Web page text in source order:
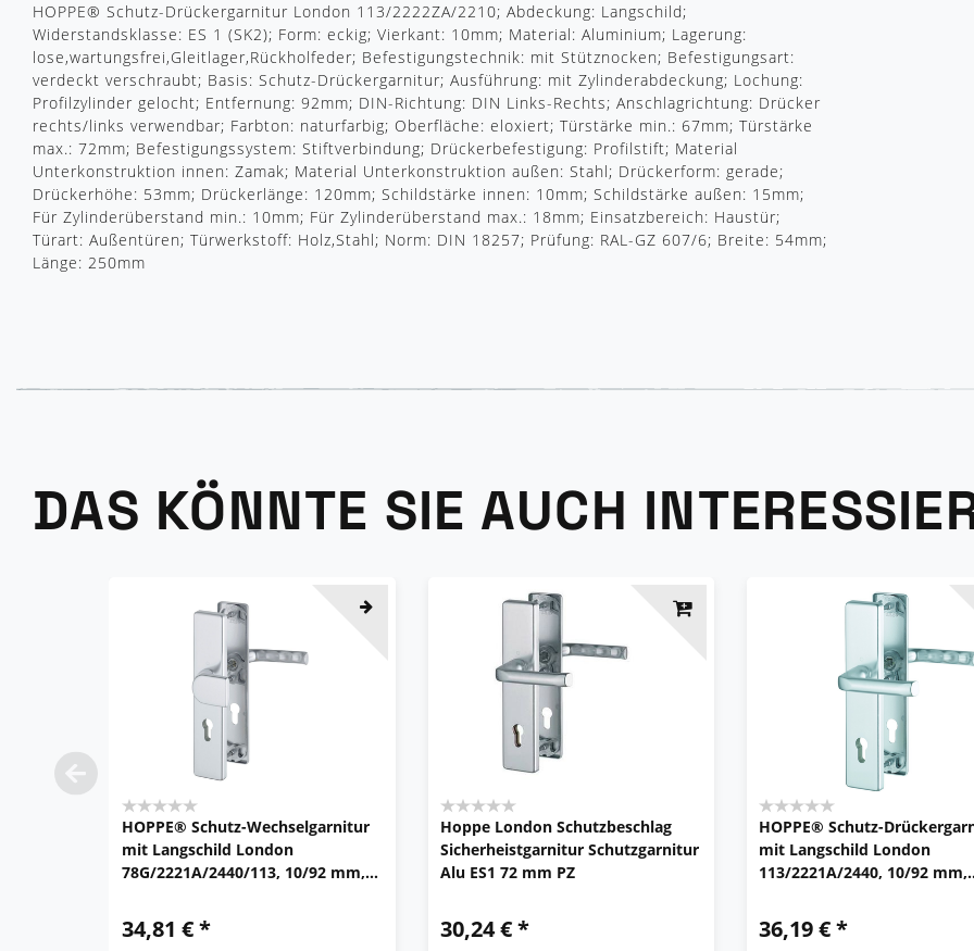
HOPPE® Schutz-Drückergarnitur London 113/2222ZA/2210; Abdeckung: Langschild;
Widerstandsklasse: ES 1 (SK2); Form: eckig; Vierkant: 10mm; Material: Aluminium; Lagerung:
lose,wartungsfrei,Gleitlager,Rückholfeder; Befestigungstechnik: mit Stütznocken; Befestigungsart:
verdeckt verschraubt; Basis: Schutz-Drückergarnitur; Ausführung: mit Zylinderabdeckung; Lochung:
Profilzylinder gelocht; Entfernung: 92mm; DIN-Richtung: DIN Links-Rechts; Anschlagrichtung: Drücker
rechts/links verwendbar; Farbton: naturfarbig; Oberfläche: eloxiert; Türstärke min.: 67mm; Türstärke
max.: 72mm; Befestigungssystem: Stiftverbindung; Drückerbefestigung: Profilstift; Material
Unterkonstruktion innen: Zamak; Material Unterkonstruktion außen: Stahl; Drückerform: gerade;
Drückerhöhe: 53mm; Drückerlänge: 120mm; Schildstärke innen: 10mm; Schildstärke außen: 15mm;
Für Zylinderüberstand min.: 10mm; Für Zylinderüberstand max.: 18mm; Einsatzbereich: Haustür;
Türart: Außentüren; Türwerkstoff: Holz,Stahl; Norm: DIN 18257; Prüfung: RAL-GZ 607/6; Breite: 54mm;
Länge: 250mm
DAS KÖNNTE SIE AUCH
HOPPE® Schutz-Wechselgarnitur
mit Langschild London
78G/2221A/2440/113, 10/92 mm,
34,81 € *
Hoppe London Schutzbeschlag
Sicherheistgarnitur Schutzgarnitur
Alu ES1 72 mm PZ
30,24 € *
HOPPE® Schutz-
mit Langschild London
113/2221A/2440, 10/92 mm,
36,19 € *